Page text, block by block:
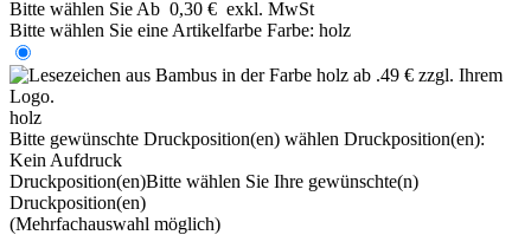
Bitte wählen Sie Ab 0,30 € exkl. MwSt
Bitte wählen Sie eine Artikelfarbe Farbe: holz
holz
Bitte gewünschte Druckposition(en) wählen Druckposition(en):
Kein Aufdruck
Druckposition(en)Bitte wählen Sie Ihre gewünschte(n)
Druckposition(en)
(Mehrfachauswahl möglich)